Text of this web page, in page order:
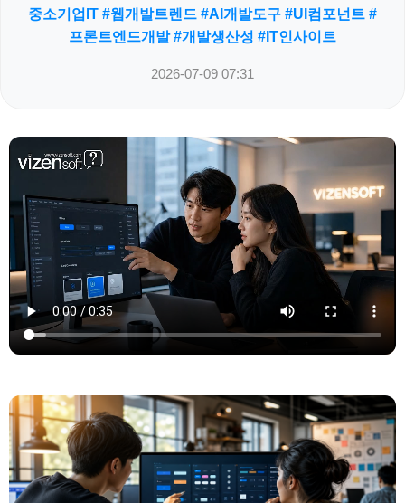
중소기업IT #웹개발트렌드 #AI개발도구 #UI컴포넌트 #
프론트엔드개발 #개발생산성 #IT인사이트
2026-07-09 07:31